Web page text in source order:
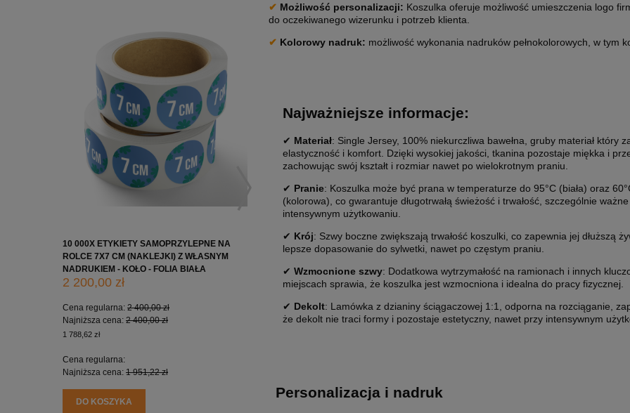
10 000X ETYKIETY SAMOPRZYLEPNE NA
ROLCE 7X7 CM (NAKLEJKI) Z WŁASNYM
NADRUKIEM - KOŁO - FOLIA BIAŁA
2 200,00 zł
Cena regularna: 2 400,00 zł
Najniższa cena: 2 400,00 zł
1 788,62 zł
Cena regularna:
Najniższa cena: 1 951,22 zł
DO KOSZYKA
10 000X ETYKIETY SAMOPRZYLEPNE NA
ROLCE 5X5 CM (NAKLEJKI) Z WŁASNYM
NADRUKIEM - KOŁO - FOLIA BIAŁA
1 650,00 zł
Cena regularna:1 850,00 zł
Najniższa cena:1 850,00 zł
10 000X ETYKIETY
ROLCE 7X7 CM (NAKLEJKI) Z
NADRUKIEM - KWADRAT - FOLIA
2 200,00 zł
Cena regularna:2 400,00 zł
Najniższa cena:2 400,00 zł
✔ Możliwość personalizacji: Koszulka oferuje możliwość umieszczenia logo
do oczekiwanego wizerunku i potrzeb klienta.
✔ Kolorowy nadruk: możliwość wykonania nadruków pełnokolorowych, w tym
Najważniejsze informacje:
✔ Materiał: Single Jersey, 100% niekurczliwa bawełna, gruby materiał który
elastyczność i komfort. Dzięki wysokiej jakości, tkanina pozostaje miękka i
zachowując swój kształt i rozmiar nawet po wielokrotnym praniu.
✔ Pranie: Koszulka może być prana w temperaturze do 95°C (biała) oraz
(kolorowa), co gwarantuje długotrwałą świeżość i trwałość, szczególnie
intensywnym użytkowaniu.
✔ Krój: Szwy boczne zwiększają trwałość koszulki, co zapewnia jej dłuższą
lepsze dopasowanie do sylwetki, nawet po częstym praniu.
✔ Wzmocnione szwy: Dodatkowa wytrzymałość na ramionach i innych
miejscach sprawia, że koszulka jest wzmocniona i idealna do pracy fizycznej.
✔ Dekolt: Lamówka z dzianiny ściągaczowej 1:1, odporna na rozciąganie,
że dekolt nie traci formy i pozostaje estetyczny, nawet przy intensywnym
Personalizacja i nadruk